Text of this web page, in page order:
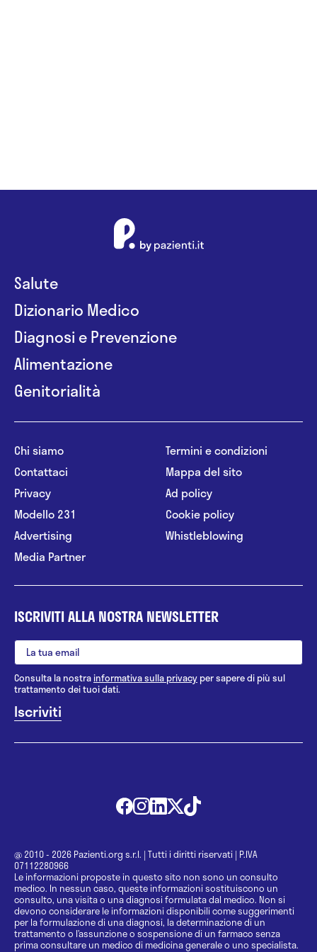
Salute
Dizionario Medico
Diagnosi e Prevenzione
Alimentazione
Genitorialità
Chi siamo
Contattaci
Privacy
Modello 231
Advertising
Media Partner
Termini e condizioni
Mappa del sito
Ad policy
Cookie policy
Whistleblowing
ISCRIVITI ALLA NOSTRA NEWSLETTER
Consulta la nostrainformativa sulla privacy per sapere di più sul
trattamento dei tuoi dati.
@ 2010 - 2026 Pazienti.org s.r.l. | Tutti i diritti riservati | P.IVA
07112280966
Le informazioni proposte in questo sito non sono un consulto
medico. In nessun caso, queste informazioni sostituiscono un
consulto, una visita o una diagnosi formulata dal medico. Non si
devono considerare le informazioni disponibili come suggerimenti
per la formulazione di una diagnosi, la determinazione di un
trattamento o l’assunzione o sospensione di un farmaco senza
prima consultare un medico di medicina generale o uno specialista.